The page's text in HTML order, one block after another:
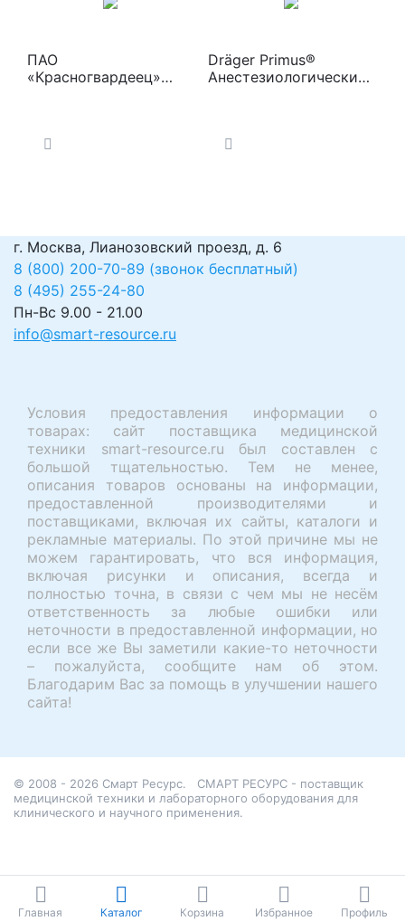
ПАО
«Красногвардеец»
механическим
Dräger Primus®
Анестезиологический
г. Москва, Лианозовский проезд, д. 6
8 (800) 200-70-89 (звонок бесплатный)
8 (495) 255-24-80
Пн-Вс 9.00 - 21.00
info@smart-resource.ru
Условия предоставления информации о
товарах: сайт поставщика медицинской
техники smart-resource.ru был составлен с
большой тщательностью. Тем не менее,
описания товаров основаны на информации,
предоставленной производителями и
поставщиками, включая их сайты, каталоги и
рекламные материалы. По этой причине мы не
можем гарантировать, что вся информация,
включая рисунки и описания, всегда и
полностью точна, в связи с чем мы не несём
ответственность за любые ошибки или
неточности в предоставленной информации, но
если все же Вы заметили какие-то неточности
– пожалуйста, сообщите нам об этом.
Благодарим Вас за помощь в улучшении нашего
сайта!
© 2008 - 2026 Смарт Ресурс. СМАРТ РЕСУРС - поставщик
медицинской техники и лабораторного оборудования для
клинического и научного применения.
Главная Каталог Корзина Избранное Профиль